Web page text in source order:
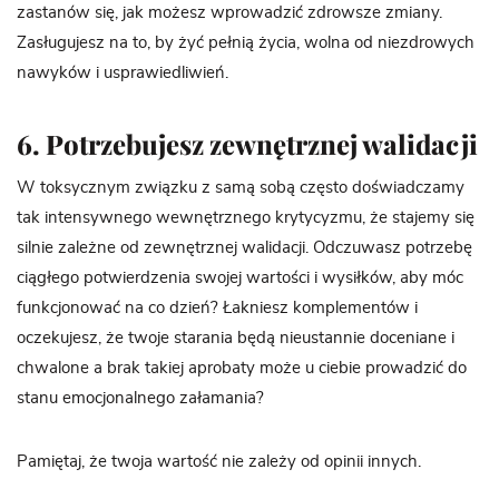
zastanów się, jak możesz wprowadzić zdrowsze zmiany.
Zasługujesz na to, by żyć pełnią życia, wolna od niezdrowych
nawyków i usprawiedliwień.
6. Potrzebujesz zewnętrznej walidacji
W toksycznym związku z samą sobą często doświadczamy
tak intensywnego wewnętrznego krytycyzmu, że stajemy się
silnie zależne od zewnętrznej walidacji. Odczuwasz potrzebę
ciągłego potwierdzenia swojej wartości i wysiłków, aby móc
funkcjonować na co dzień? Łakniesz komplementów i
oczekujesz, że twoje starania będą nieustannie doceniane i
chwalone a brak takiej aprobaty może u ciebie prowadzić do
stanu emocjonalnego załamania?
Pamiętaj, że twoja wartość nie zależy od opinii innych.